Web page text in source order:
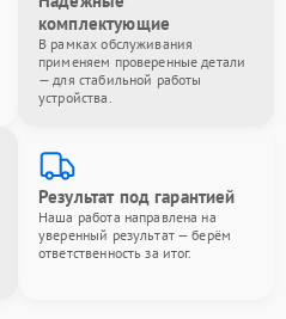
комплектующие
В рамках обслуживания
применяем проверенные детали
— для стабильной работы
устройства.
Результат под гарантией
Наша работа направлена на
уверенный результат — берём
ответственность за итог.